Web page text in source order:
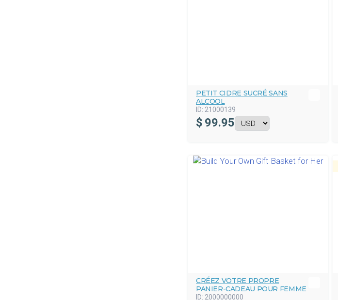
PETIT CIDRE SUCRÉ SANS
ALCOOL
ID: 21000139
$ 99.95
CRÉEZ VOTRE PROPRE
PANIER-CADEAU POUR FEMME
ID: 2000000000